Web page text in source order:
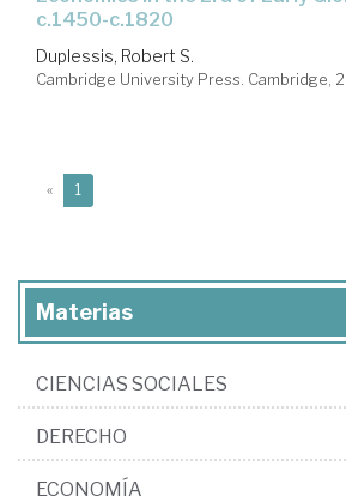
c.1450-c.1820
Duplessis, Robert S.
Cambridge University Press. Cambridge,
« 1
Materias
CIENCIAS SOCIALES
DERECHO
ECONOMÍA